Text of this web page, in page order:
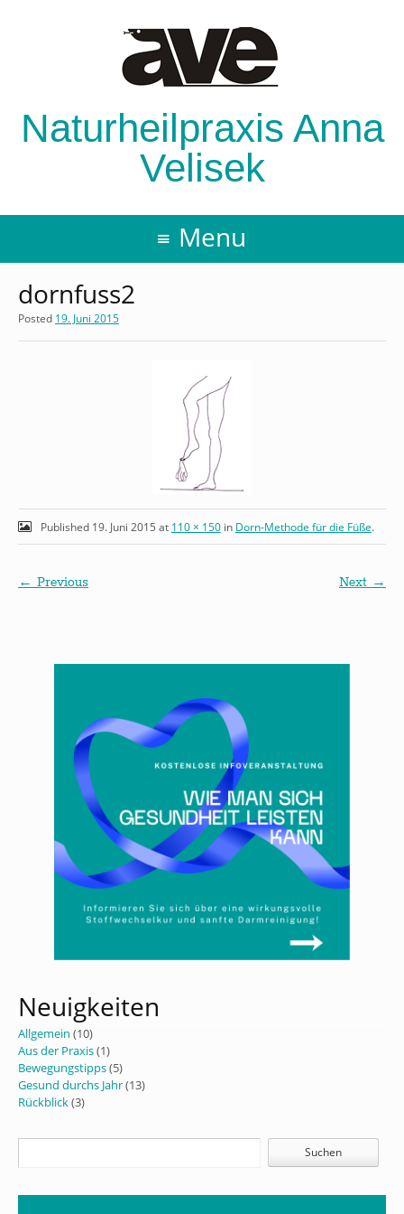
Naturheilpraxis Anna
Velisek
Menu
dornfuss2
Posted 19. Juni 2015
Published 19. Juni 2015 at 110 × 150in Dorn-Methode für die Füße.
← Previous Next →
Neuigkeiten
Allgemein (10)
Aus der Praxis(1)
Bewegungstipps(5)
Gesund durchs Jahr(13)
Rückblick(3)